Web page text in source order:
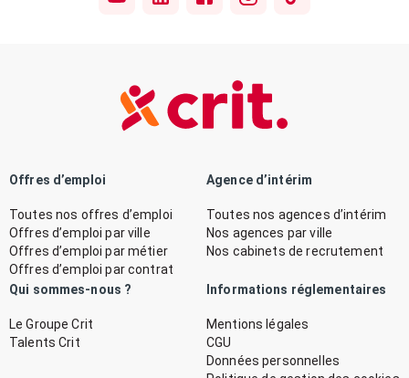
Offres d’emploi
Toutes nos offres d’emploi
Offres d’emploi par ville
Offres d’emploi par métier
Offres d’emploi par contrat
Agence d’intérim
Toutes nos agences d’intérim
Nos agences par ville
Nos cabinets de recrutement
Qui sommes-nous ?
Le Groupe Crit
Talents Crit
Informations réglementaires
Mentions légales
CGU
Données personnelles